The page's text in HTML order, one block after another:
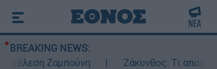
BREAKING NEWS:
Ζαμπούνη
Ζάκυνθος: Τι απαντά